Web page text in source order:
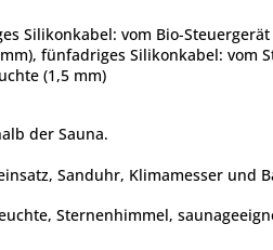
Silikonkabel: vom Bio-
fünfadriges Silikonkabel: vom
(1,5 mm)
der Sauna.
Sanduhr, Klimamesser und
Sternenhimmel,